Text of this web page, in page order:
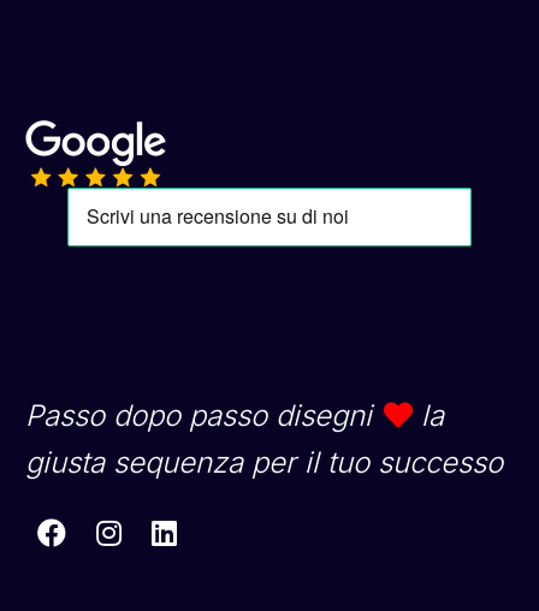
Passo dopo passo disegni
la
giusta sequenza per il tuo successo